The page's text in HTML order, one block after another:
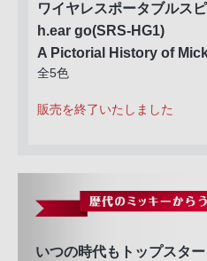
ワイヤレスポータブルス
h.ear go(SRS-HG1)
A Pictorial History of
全5色
販売を終了いたしました
いつの時代もトップスタ